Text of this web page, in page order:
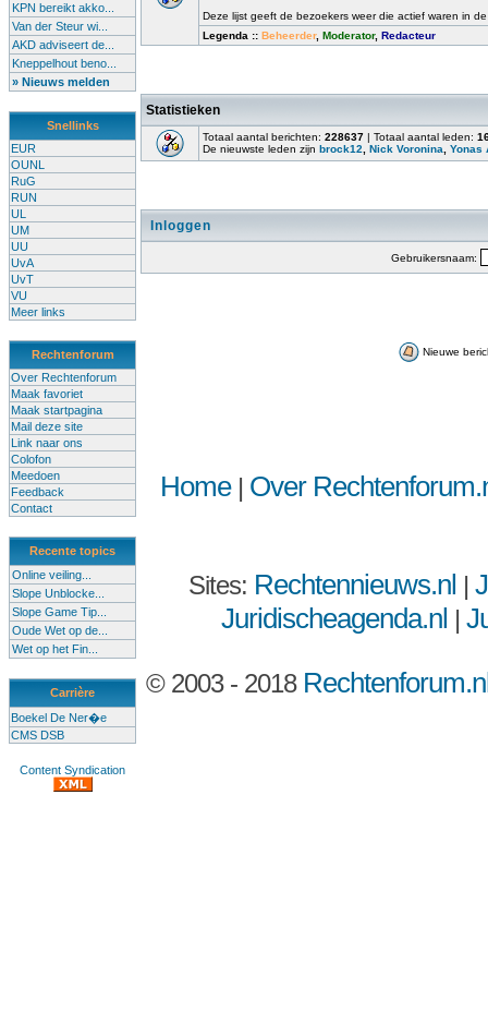
KPN bereikt akko...
Van der Steur wi...
AKD adviseert de...
Kneppelhout beno...
» Nieuws melden
Snellinks
EUR
OUNL
RuG
RUN
UL
UM
UU
UvA
UvT
VU
Meer links
Rechtenforum
Over Rechtenforum
Maak favoriet
Maak startpagina
Mail deze site
Link naar ons
Colofon
Meedoen
Feedback
Contact
Recente topics
Online veiling...
Slope Unblocke...
Slope Game Tip...
Oude Wet op de...
Wet op het Fin...
Carrière
Boekel De Ner�e
CMS DSB
Content Syndication
Deze lijst geeft de bezoekers weer die actief waren in
Legenda :: Beheerder, Moderator, Redacteur
Statistieken
Totaal aantal berichten: 228637 | Totaal aantal leden:
De nieuwste leden zijn brock12 Nick Voronina Yonas
Inloggen
Gebruikersnaam:
Nieuwe
Home| Over
Sites: Rechtennieuws.nl |
Juridischeagenda.nl |
© 2003 - 2018